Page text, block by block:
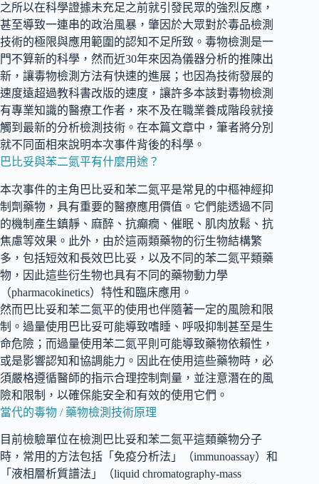
之所以在科學證據未充足之前就引發民眾的強烈反應，
甚至導致一連串的政治風暴，肇因於大眾對於毒品檢測
技術的極限與應用範圍的認知不足所致。毒物檢測是一
門不算新的科學，然而近30年來因為儀器分析的推陳出
新，讓毒物檢測方法有快速的進展；也因為技術發展的
速度遠超過教科書改版的速度，讓許多本該對毒物檢測
有專業知識的醫療工作者，來不及在職業養成階段就接
觸到最新的分析檢測技術。在本篇文章中，筆者將分別
就不同面相來說明本次事件背後的科學。
巴比妥與苯二氮平有什麼用途？
本次事件的主角巴比妥和苯二氮平是常見的中樞神經抑
制劑藥物，具有重要的醫療應用價值。它們能透過不同
的機制產生鎮靜、麻醉、抗癲癇、催眠、肌肉放鬆、抗
焦慮等效果。此外，由於這兩類藥物的衍生物結構繁
多，包括短效和長效巴比妥，以及不同的苯二氮平類藥
物，因此這些衍生物也具有不同的藥物動力學
（pharmacokinetics）特性和臨床應用。
然而巴比妥和苯二氮平的使用也伴隨著一定的風險和限
制。過量使用巴比妥可能導致嗜睡、呼吸抑制甚至是生
命危險；而過量使用苯二氮平則可能導致藥物依賴性，
或是影響認知和協調能力。因此在使用這些藥物時，必
須嚴格遵循醫師的指示合理控制劑量，並注意潛在的風
險和限制，以確保能安全和有效的使用它們。
當代的毒物 / 藥物檢測技術原理
目前檢驗單位在檢測巴比妥和苯二氮平這類藥物分子
時，常用的方法包括「免疫分析法」（immunoassay）和
「液相層析質譜法」（liquid chromatography-mass